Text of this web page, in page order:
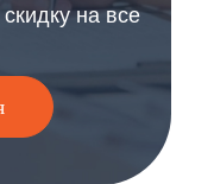
на все